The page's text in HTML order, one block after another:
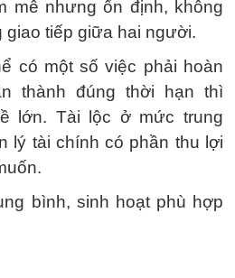
mê nhưng ổn định, không
giao tiếp giữa hai người.
có một số việc phải hoàn
thành đúng thời hạn thì
lớn. Tài lộc ở mức trung
lý tài chính có phần thu lợi
bình, sinh hoạt phù hợp